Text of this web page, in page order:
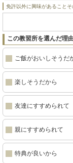
免許以外に興味があることそ
この教習所を選んだ理
ご飯がおいしそうだ
楽しそうだから
友達にすすめられて
親にすすめられて
特典が良いから